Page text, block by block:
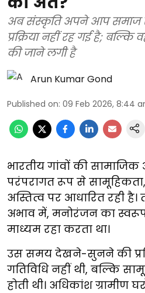
अब संस्कृति अपने आप समाज
प्रक्रिया नहीं रह गई है; बल्कि
की जाने लगी है
Arun Kumar Gond
Published on: 09 Feb 2026, 8:44
भारतीय गांवों की
परंपरागत रूप से
अस्तित्व पर आधारित रही
अभाव में, मनोरंजन का
माध्यम रहा करता था।
उस समय देखने-सुनने की
गतिविधि नहीं थी, बल्कि
होती थी। अधिकांश ग्रामीण